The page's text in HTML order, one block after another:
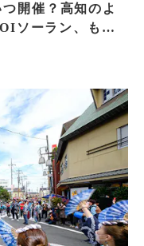
開催？高知のよ
ソーラン、もう